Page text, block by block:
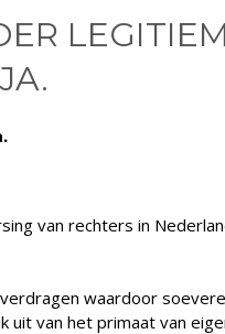
van rechters in
verdragen waardoor
van het primaat van